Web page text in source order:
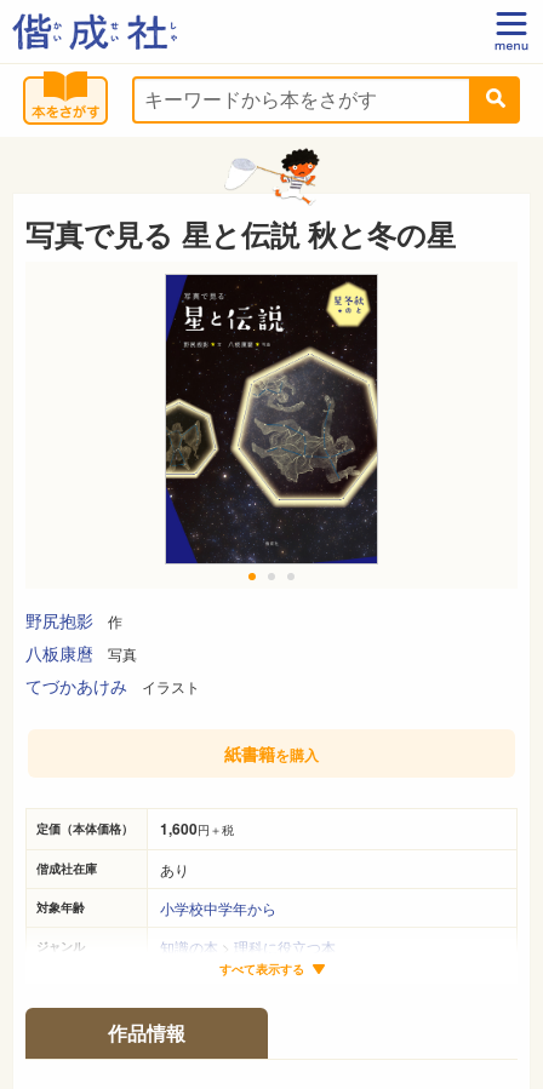
写真で見る 星と伝説 秋と冬の星
野尻抱影 作
八板康麿 写真
てづかあけみ イラスト
定価（本体価格） 1,600円＋税
偕成社在庫 あり
対象年齢 小学校中学年から
ジャンル 知識の本 > 理科に役立つ本
128ページ
ISBN 978-4-03-509050-2
すべて表示する
紙書籍を購入
作品情報